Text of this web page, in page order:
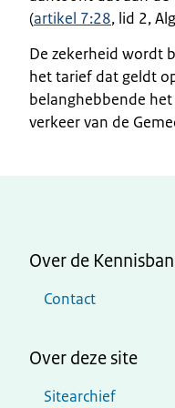
(artikel 7:28, lid 2,
De zekerheid wordt
het tarief dat geldt
belanghebbende
verkeer van de
Over de
Contact
Over deze site
Sitearchief